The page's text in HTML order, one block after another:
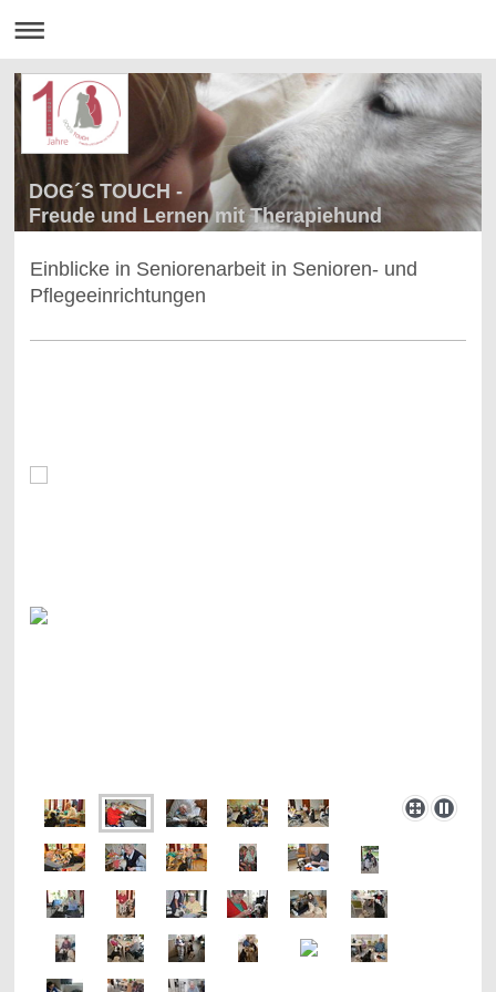
DOG´S TOUCH -
Freude und Lernen mit Therapiehund
Einblicke in Seniorenarbeit in Senioren- und
Pflegeeinrichtungen